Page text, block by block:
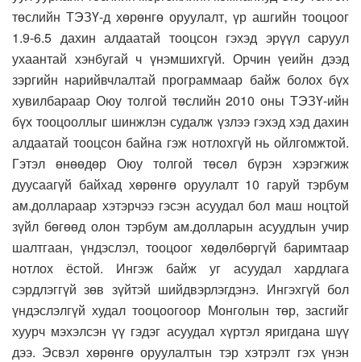
төслийн ТЭЗҮ-д хөрөнгө оруулалт, үр ашгийн тооцоог
1.9-6.5 дахин алдаатай тооцсон гэхэд эрүүл саруул
ухаантай хэнбугай ч үнэмшихгүй. Орчин үеийн дээд
зэргийн нарийвчлалтай программаар байж болох бүх
хувилбараар Оюу толгой төслийн 2010 оны ТЭЗҮ-ийн
бүх тооцооллыг шинжлэн судалж үзлээ гэхэд хэд дахин
алдаатай тооцсон байна гэж нотлохгүй нь ойлгомжтой.
Гэтэл өнөөдөр Оюу толгой төсөл бүрэн хэрэгжиж
дуусаагүй байхад хөрөнгө оруулалт 10 гаруй тэрбум
ам.доллараар хэтэрчээ гэсэн асуудал бол маш ноцтой
зүйл бөгөөд олон тэрбум ам.долларын асуудлын учир
шалтгаан, үндэслэл, тооцоог хөдөлбөргүй баримтаар
нотлох ёстой. Ингэж байж уг асуудал хардлага
сэрдлэггүй зөв зүйтэй шийдвэрлэгдэнэ. Ингэхгүй бол
үндэслэлгүй худал тооцоогоор Монголын төр, засгийг
хуурч мэхэлсэн үү гэдэг асуудал хүртэл яригдана шүү
дээ. Эсвэл хөрөнгө оруулалтын тэр хэтрэлт гэх үнэн